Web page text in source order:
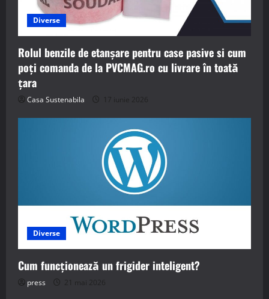
Diverse
Rolul benzile de etanșare pentru case pasive si cum
poți comanda de la PVCMAG.ro cu livrare în toată
țara
Casa Sustenabila 17 iunie 2026
Diverse
Cum funcționează un frigider inteligent?
press 21 mai 2026